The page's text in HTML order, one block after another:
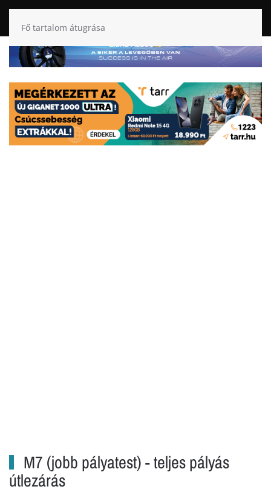
Fő tartalom átugrása
M7 (jobb pályatest) - teljes pályás
útlezárás